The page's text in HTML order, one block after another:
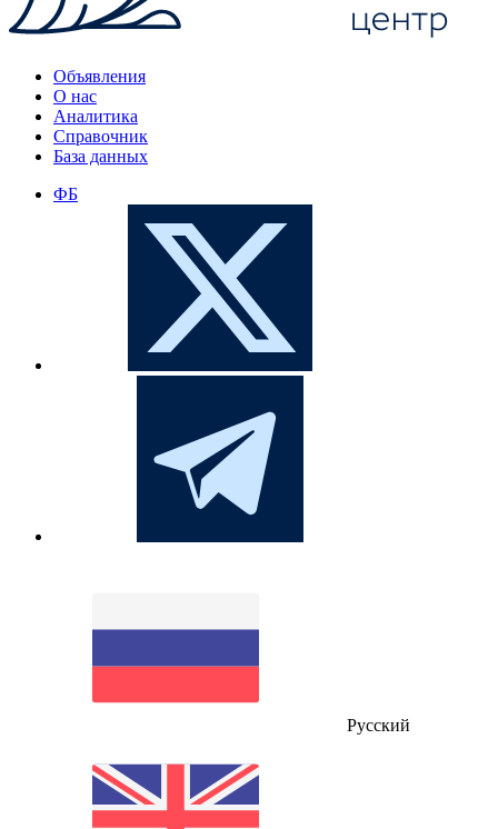
Объявления
О нас
Аналитика
Справочник
База данных
ФБ
Русский